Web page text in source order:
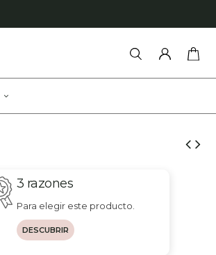
3 razones
Para elegir este producto.
DESCUBRIR